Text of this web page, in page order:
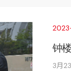
钟
3月